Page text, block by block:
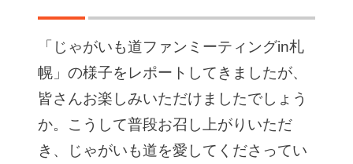
「じゃがいも道ファンミーティングin札
幌」の様子をレポートしてきましたが、
皆さんお楽しみいただけましたでしょう
か。こうして普段お召し上がりいただ
き、じゃがいも道を愛してくださってい